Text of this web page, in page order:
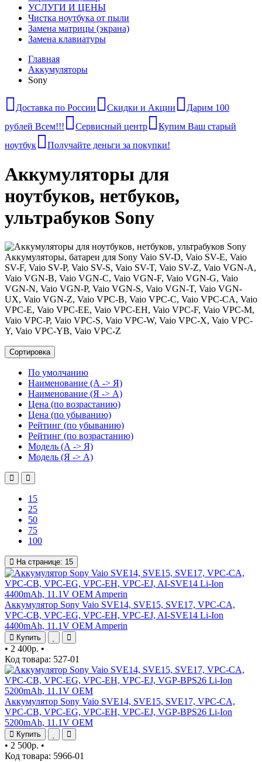
УСЛУГИ И ЦЕНЫ
Чистка ноутбука от пыли
Замена матрицы (экрана)
Замена клавиатуры
Главная
Аккумуляторы
Sony
Доставка по России Скидки и Акции
Дарим 100
рублей Всем!!!
Сервисный центр
Купим Ваш старый
ноутбук
Получайте деньги за покупки!
Аккумуляторы для
ноутбуков, нетбуков,
ультрабуков Sony
Аккумуляторы, батареи для Sony Vaio SV-D, Vaio SV-E, Vaio
SV-F, Vaio SV-P, Vaio SV-S, Vaio SV-T, Vaio SV-Z, Vaio VGN-A,
Vaio VGN-B, Vaio VGN-C, Vaio VGN-F, Vaio VGN-G, Vaio
VGN-N, Vaio VGN-P, Vaio VGN-S, Vaio VGN-T, Vaio VGN-
UX, Vaio VGN-Z, Vaio VPC-B, Vaio VPC-C, Vaio VPC-CA, Vaio
VPC-E, Vaio VPC-EE, Vaio VPC-EH, Vaio VPC-F, Vaio VPC-M,
Vaio VPC-P, Vaio VPC-S, Vaio VPC-W, Vaio VPC-X, Vaio VPC-
Y, Vaio VPC-YB, Vaio VPC-Z
Сортировка
По умолчанию
Наименование (А -> Я)
Наименование (Я -> А)
Цена (по возрастанию)
Цена (по убыванию)
Рейтинг (по убыванию)
Рейтинг (по возрастанию)
Модель (А -> Я)
Модель (Я -> А)
15
25
50
75
100
На странице: 15
Аккумулятор Sony Vaio SVE14, SVE15, SVE17, VPC-CA,
VPC-CB, VPC-EG, VPC-EH, VPC-EJ, AI-SVE14 Li-Ion
4400mAh, 11.1V OEM Amperin
Купить
• 2 400р. •
Код товара: 527-01
Аккумулятор Sony Vaio SVE14, SVE15, SVE17, VPC-CA,
VPC-CB, VPC-EG, VPC-EH, VPC-EJ, VGP-BPS26 Li-Ion
5200mAh, 11.1V OEM
Купить
• 2 500р. •
Код товара: 5966-01